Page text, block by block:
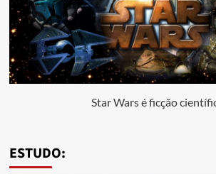
Star Wars é ficção
ESTUDO: